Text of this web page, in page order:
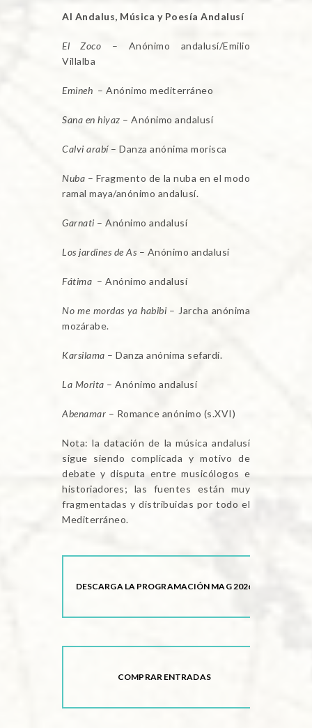
Al Andalus, Música y Poesía Andalusí
El Zoco – Anónimo andalusí/Emilio
Villalba
Emineh – Anónimo mediterráneo
Sana en hiyaz – Anónimo andalusí
Calvi arabí– Danza anónima morisca
Nuba – Fragmento de la nuba en el modo
ramal maya/anónimo andalusí.
Garnati – Anónimo andalusí
Los jardines de As – Anónimo andalusí
Fátima – Anónimo andalusí
No me mordas ya habibi – Jarcha anónima
mozárabe.
Karsilama – Danza anónima sefardí.
La Morita – Anónimo andalusí
Abenamar – Romance anónimo (s.XVI)
Nota: la datación de la música andalusí
sigue siendo complicada y motivo de
debate y disputa entre musicólogos e
historiadores; las fuentes están muy
fragmentadas y distribuidas por todo el
Mediterráneo.
DESCARGA LA PROGRAMACIÓN MAG 2026
COMPRAR ENTRADAS